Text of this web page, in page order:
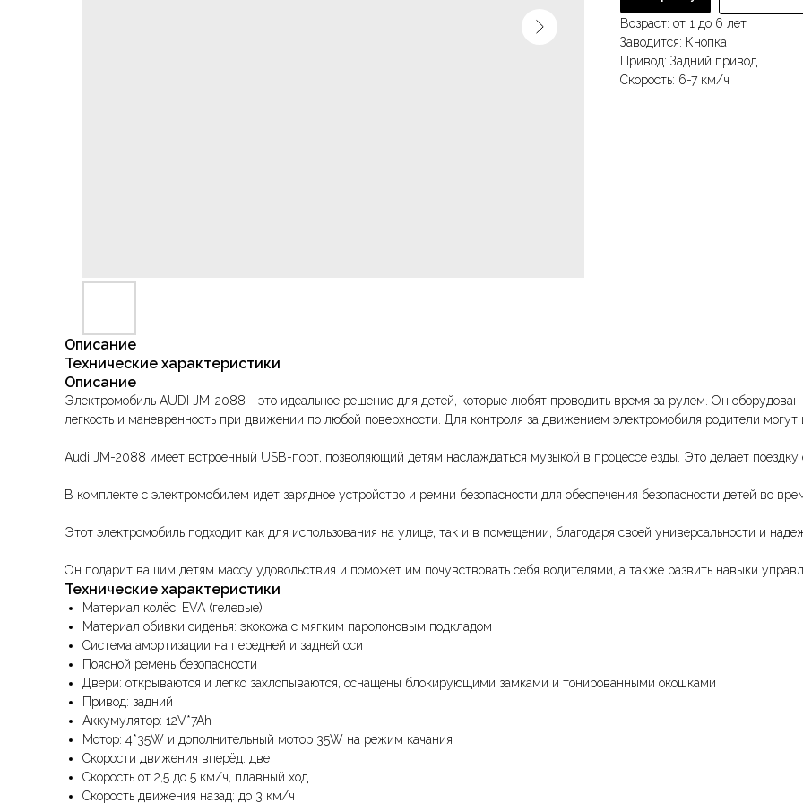
Возраст: от 1 до 6 лет
Заводится: Кнопка
Привод: Задний привод
Скорость: 6-7 км/ч
Описание
Технические характеристики
Описание
Электромобиль AUDI JM-2088 - это идеальное решение для детей, которые любят проводить время за рулем. Он
легкость и маневренность при движении по любой поверхности. Для контроля за движением электромобиля родители могут
Audi JM-2088 имеет встроенный USB-порт, позволяющий детям наслаждаться музыкой в процессе езды. Это делает поездку
В комплекте с электромобилем идет зарядное устройство и ремни безопасности для обеспечения безопасности детей во
Этот электромобиль подходит как для использования на улице, так и в помещении, благодаря своей универсальности и
Он подарит вашим детям массу удовольствия и поможет им почувствовать себя водителями, а также развить навыки
Технические характеристики
Материал колёс: EVA (гелевые)
Материал обивки сиденья: экокожа с мягким паролоновым подкладом
Система амортизации на передней и задней оси
Поясной ремень безопасности
Двери: открываются и легко захлопываются, оснащены блокирующими замками и тонированными окошками
Привод: задний
Аккумулятор: 12V*7Ah
Мотор: 4*35W и дополнительный мотор 35W на режим качания
Скорости движения вперёд: две
Скорость от 2,5 до 5 км/ч, плавный ход
Скорость движения назад: до 3 км/ч